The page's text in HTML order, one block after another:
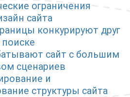
ограничения
сайта
конкурируют друг
сайт с большим
сценариев
и
структуры сайта